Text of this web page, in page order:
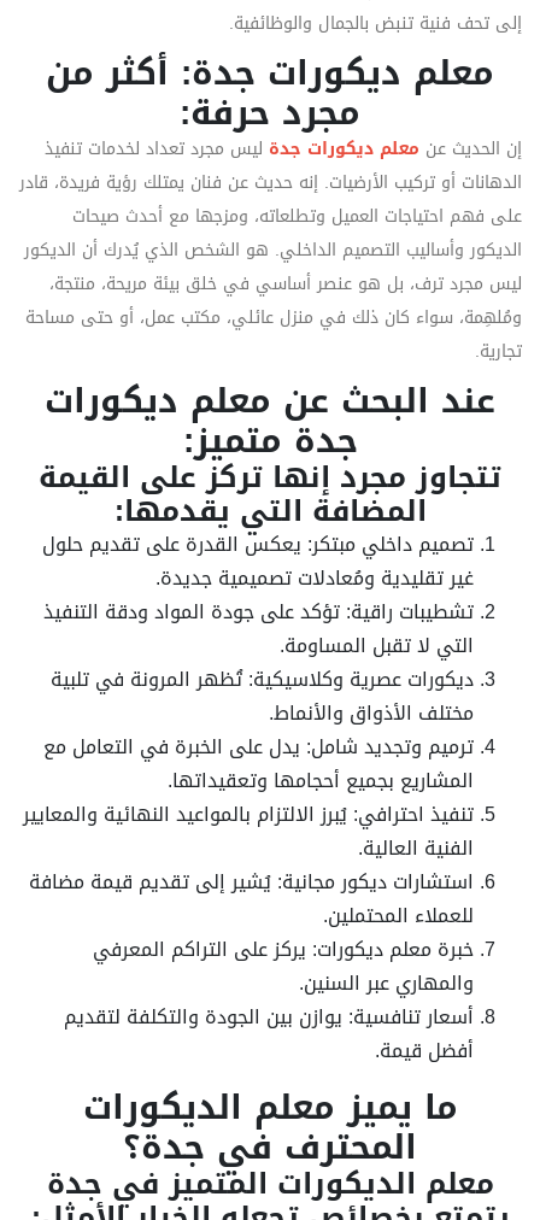
إلى تحف فنية تنبض بالجمال والوظائفية.
معلم ديكورات جدة: أكثر من
مجرد حرفة:
إن الحديث عن معلم ديكورات جدة ليس مجرد تعداد لخدمات تنفيذ
الدهانات أو تركيب الأرضيات. إنه حديث عن فنان يمتلك رؤية فريدة، قادر
على فهم احتياجات العميل وتطلعاته، ومزجها مع أحدث صيحات
الديكور وأساليب التصميم الداخلي. هو الشخص الذي يُدرك أن الديكور
ليس مجرد ترف، بل هو عنصر أساسي في خلق بيئة مريحة، منتجة،
ومُلهِمة، سواء كان ذلك في منزل عائلي، مكتب عمل، أو حتى مساحة
تجارية.
عند البحث عن معلم ديكورات
جدة متميز:
تتجاوز مجرد إنها تركز على القيمة
المضافة التي يقدمها:
تصميم داخلي مبتكر: يعكس القدرة على تقديم حلول
غير تقليدية ومُعادلات تصميمية جديدة.
تشطيبات راقية: تؤكد على جودة المواد ودقة التنفيذ
التي لا تقبل المساومة.
ديكورات عصرية وكلاسيكية: تُظهر المرونة في تلبية
مختلف الأذواق والأنماط.
ترميم وتجديد شامل: يدل على الخبرة في التعامل مع
المشاريع بجميع أحجامها وتعقيداتها.
تنفيذ احترافي: يُبرز الالتزام بالمواعيد النهائية والمعايير
الفنية العالية.
استشارات ديكور مجانية: يُشير إلى تقديم قيمة مضافة
للعملاء المحتملين.
خبرة معلم ديكورات: يركز على التراكم المعرفي
والمهاري عبر السنين.
أسعار تنافسية: يوازن بين الجودة والتكلفة لتقديم
أفضل قيمة.
ما يميز معلم الديكورات
المحترف في جدة؟
معلم الديكورات المتميز في جدة